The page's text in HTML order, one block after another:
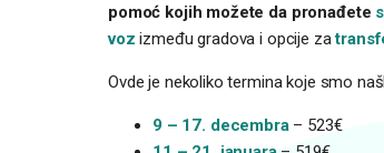
pomoć kojih možete da pronađete
voz između gradova i opcije za
Ovde je nekoliko termina koje smo
9 – 17. decembra– 523€